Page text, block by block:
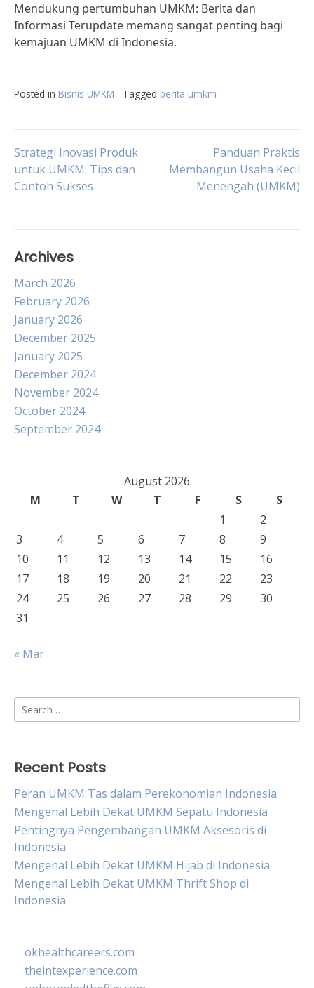
Mendukung pertumbuhan UMKM: Berita dan
Informasi Terupdate memang sangat penting bagi
kemajuan UMKM di Indonesia.
Posted in Bisnis UMKM Tagged berita umkm
Post
navigation
Strategi Inovasi Produk
untuk UMKM: Tips dan
Contoh Sukses
Panduan Praktis
Membangun Usaha Kecil
Menengah (UMKM)
Archives
March 2026
February 2026
January 2026
December 2025
January 2025
December 2024
November 2024
October 2024
September 2024
August 2026
M
T W T F S
S
1
2
3
4 5 6 7 8
9
10
11 12 13 14 15
16
17
18 19 20 21 22
23
24
25 26 27 28 29
30
31
« Mar
Search
for:
Recent Posts
Peran UMKM Tas dalam Perekonomian Indonesia
Mengenal Lebih Dekat UMKM Sepatu Indonesia
Pentingnya Pengembangan UMKM Aksesoris di
Indonesia
Mengenal Lebih Dekat UMKM Hijab di Indonesia
Mengenal Lebih Dekat UMKM Thrift Shop di
Indonesia
okhealthcareers.com
theintexperience.com